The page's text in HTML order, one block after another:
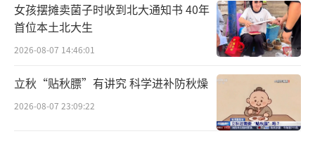
女孩摆摊卖菌子时收到北大通知书 40年
首位本土北大生
2026-08-07 14:46:01
立秋“贴秋膘”有讲究 科学进补防秋燥
2026-08-07 23:09:22